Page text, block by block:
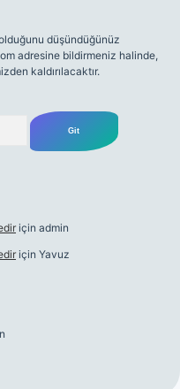
düşündüğünüz
adresine bildirmeniz halinde,
kaldırılacaktır.
için admin
için Yavuz